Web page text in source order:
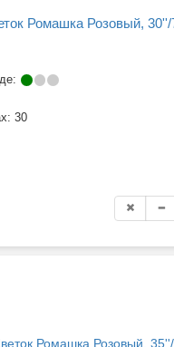
Ромашка Розовый,
30